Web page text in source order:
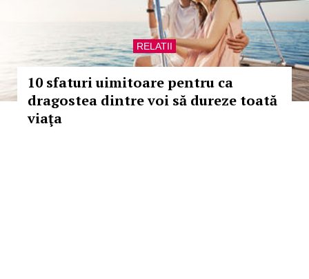
RELATII
10 sfaturi uimitoare pentru ca
dragostea dintre voi să dureze toată
viaţa